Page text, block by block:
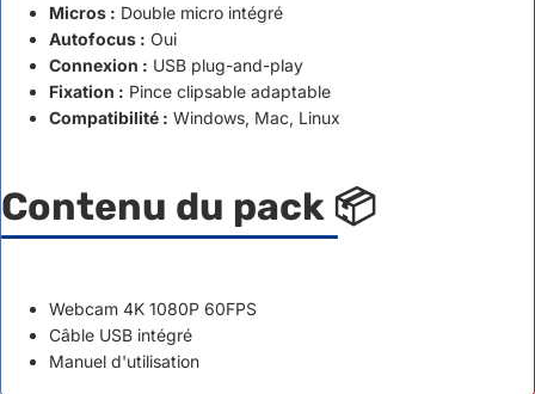
Micros : Double micro intégré
Autofocus : Oui
Connexion : USB plug-and-play
Fixation : Pince clipsable adaptable
Compatibilité : Windows, Mac, Linux
Contenu du pack 📦
Webcam 4K 1080P 60FPS
Câble USB intégré
Manuel d'utilisation